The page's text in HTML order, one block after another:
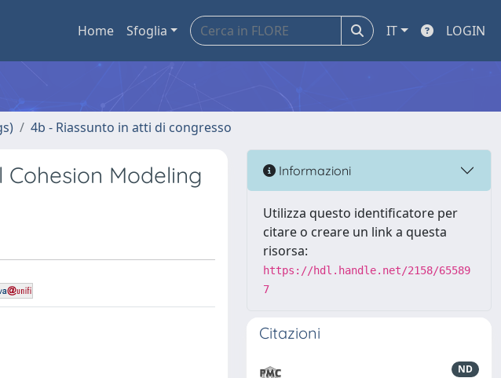
Home Sfoglia IT LOGIN
4b - Riassunto in atti di congresso
Modeling Informazioni
Utilizza questo identificatore per
citare o creare un link a questa
risorsa:
https://hdl.handle.net/2158/65589
7
Citazioni
ND